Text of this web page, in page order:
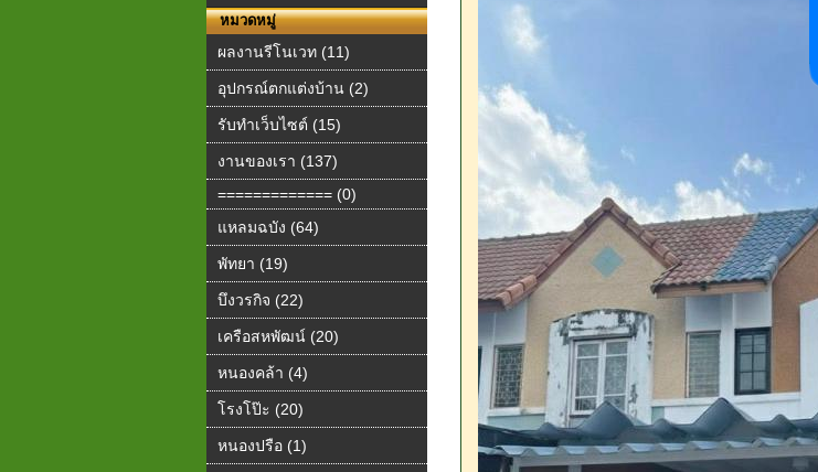
หมวดหมู่
ผลงานรีโนเวท (11)
อุปกรณ์ตกแต่งบ้าน (2)
รับทำเว็บไซต์ (15)
งานของเรา (137)
============= (0)
แหลมฉบัง (64)
พัทยา (19)
บึงวรกิจ (22)
เครือสหพัฒน์ (20)
หนองคล้า (4)
โรงโป๊ะ (20)
หนองปรือ (1)